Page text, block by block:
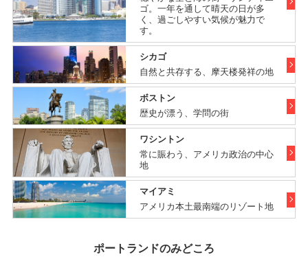
ゴ。一年を通して晴天の日が多
く、過ごしやすい気候が魅力で
す。
シカゴ
自然と共存する、摩天楼発祥の地
ボストン
歴史が漂う、学問の街
ワシントン
常に賑わう、アメリカ政治の中心
地
マイアミ
アメリカ本土最南端のリゾート地
ポートランドのみどころ